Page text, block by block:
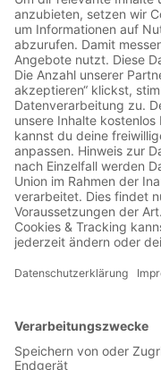
Gegen Köln hat es
auch der
Rechnung gemacht.